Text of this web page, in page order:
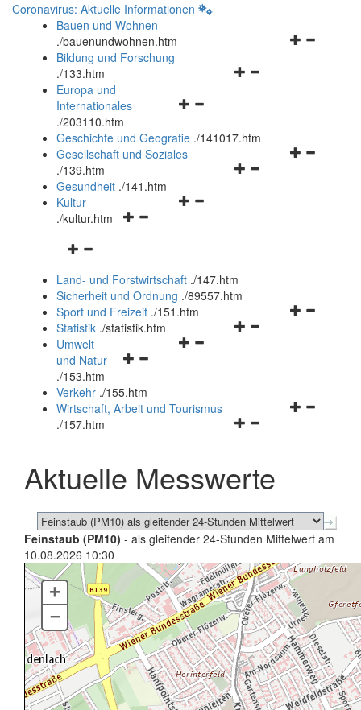
Coronavirus: Aktuelle Informationen
Bauen und Wohnen
./bauenundwohnen.htm
Navigationsmenü
Bildung und Forschung
./133.htm
Navigationsmenü
und
schließen
Europa und
Internationales
./203110.htm
Geschichte und Geografie ./141017.htm
Navigationsmenü
Gesellschaft und Soziales
./139.htm
Navigationsmenü
Gesundheit ./141.htm
Navigationsmenü
Kultur
./kultur.htm
Navigationsmenü
und
schließen
Land- und Forstwirtschaft ./147.htm
Sicherheit und Ordnung ./89557.htm
Navigationsmenü
Sport und Freizeit ./151.htm
Navigationsmenü
Statistik ./statistik.htm
Navigationsmenü
und
schließen
Umwelt
und Natur
./153.htm
Verkehr ./155.htm
Navigationsmenü
schließen
Wirtschaft, Arbeit und Tourismus
./157.htm
Aktuelle Messwerte
Feinstaub (PM10) - als gleitender 24-Stunden Mittelwert am
10.08.2026 10:30
+
–